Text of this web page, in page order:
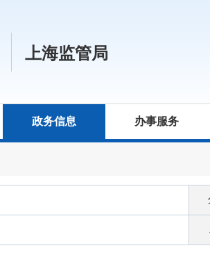
上海监管局
政务信息 办事服务